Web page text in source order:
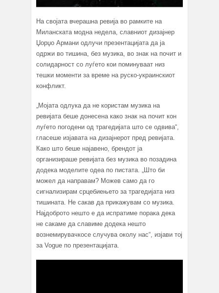
На својата вчерашна ревија во рамките на
Миланската модна недела, славниот дизајнер
Џорџо Армани одлучи презентацијата да ја
одржи во тишина, без музика, во знак на почит и
солидарност со луѓето кои поминуваат низ
тешки моменти за време на руско-украинскиот
конфликт.
„Мојата одлука да не користам музика на
ревијата беше донесена како знак на почит кон
луѓето погодени од трагедијата што се одвива“,
гласеше изјавата на дизајнерот пред ревијата.
Како што беше најавено, брендот ја
организираше ревијата без музика во позадина
додека моделите одеа по пистата. „Што би
можел да направам? Можев само да го
сигнализирам срцебиењето за трагедијата низ
тишината. Не сакав да прикажувам со музика.
Најдоброто нешто е да испратиме порака дека
не сакаме да славиме додека нешто
вознемирувачкосе случува околу нас“, изјави тој
за Vogue по презентацијата.